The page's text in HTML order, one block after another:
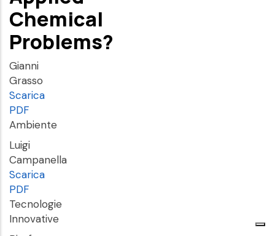
Chemical
Problems?
Gianni
Grasso
Scarica
PDF
Ambiente
Luigi
Campanella
Scarica
PDF
Tecnologie
Innovative